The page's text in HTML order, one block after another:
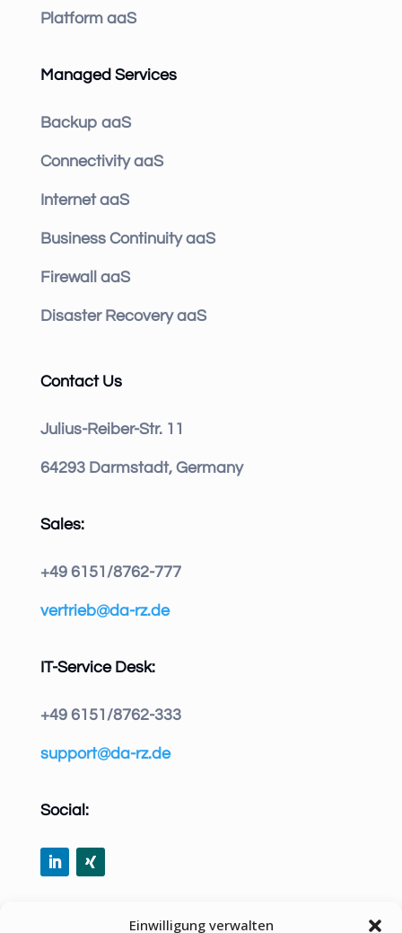
Einwilligung verwalten
Platform aaS
Managed Services
Backup aaS
Connectivity aaS
Internet aaS
Business Continuity aaS
Firewall aaS
Disaster Recovery aaS
Contact Us
Julius-Reiber-Str. 11
64293 Darmstadt, Germany
Sales:
+49 6151/8762-777
vertrieb@da-rz.de
IT-Service Desk:
+49 6151/8762-333
support@da-rz.de
Social: